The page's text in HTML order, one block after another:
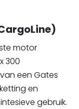
motor
300
een Gates
en
gebruik.